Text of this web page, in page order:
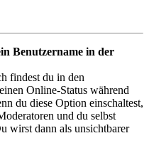
Benutzername in der
findest du in den
Online-Status während
du diese Option einschaltest,
und du selbst
wirst dann als unsichtbarer